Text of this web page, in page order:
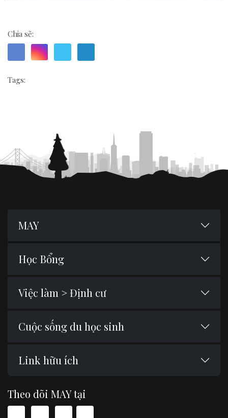
Chia sẽ:
Tags:
MAY
Học Bổng
Việc làm > Định cư
Cuộc sống du học sinh
Link hữu ích
Theo dõi MAY tại